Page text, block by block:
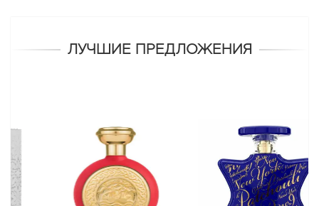
ЛУЧШИЕ ПРЕДЛОЖЕНИЯ